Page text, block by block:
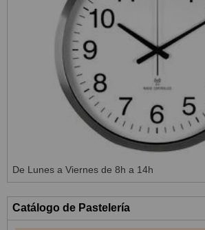
De Lunes a Viernes de 8h a 14h
Catálogo de Pastelería